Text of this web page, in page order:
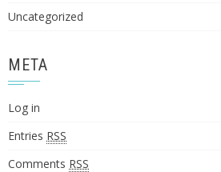
Uncategorized
META
Log in
Entries RSS
Comments RSS